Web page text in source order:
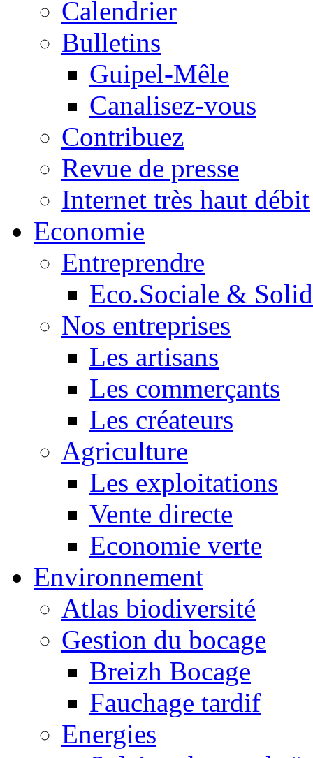
Calendrier
Bulletins
Guipel-Mêle
Canalisez-vous
Contribuez
Revue de presse
Internet très haut débit
Economie
Entreprendre
Eco.Sociale &
Nos entreprises
Les artisans
Les commerçants
Les créateurs
Agriculture
Les exploitations
Vente directe
Economie verte
Environnement
Atlas biodiversité
Gestion du bocage
Breizh Bocage
Fauchage tardif
Energies